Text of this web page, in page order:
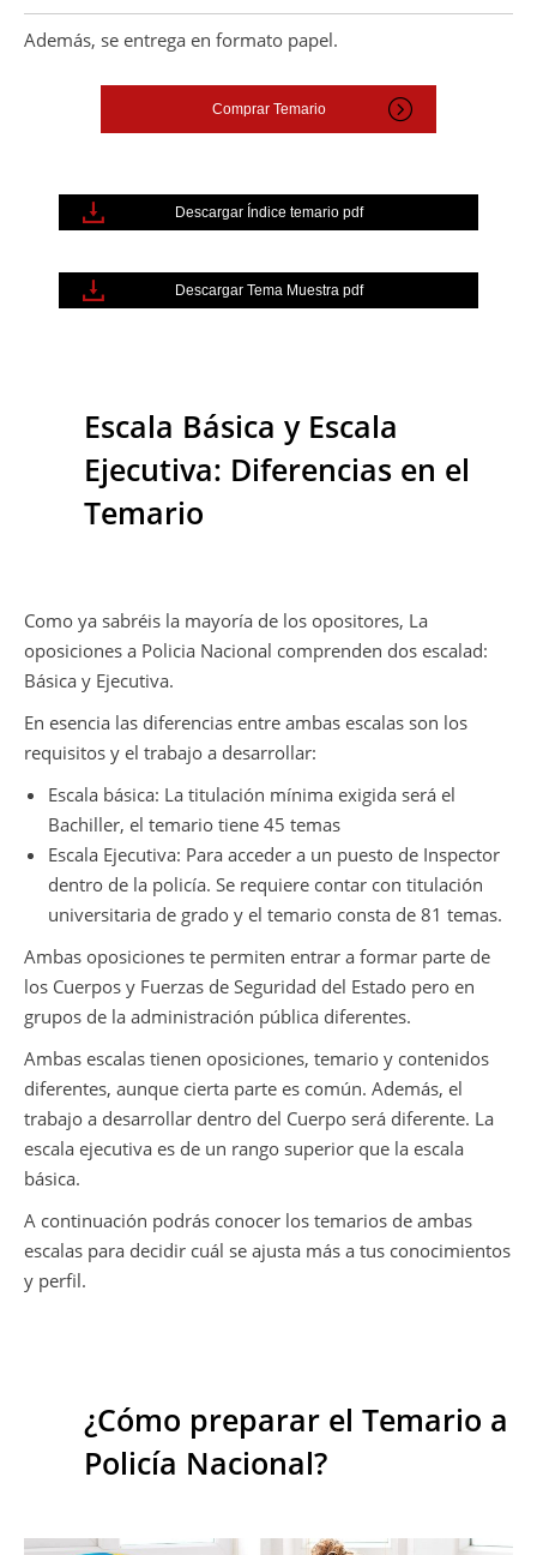
Además, se entrega en formato papel.
Comprar Temario
Descargar Índice temario pdf
Descargar Tema Muestra pdf
Escala Básica y Escala
Ejecutiva: Diferencias en el
Temario
Como ya sabréis la mayoría de los opositores, La
oposiciones a Policia Nacional comprenden dos escalad:
Básica y Ejecutiva.
En esencia las diferencias entre ambas escalas son los
requisitos y el trabajo a desarrollar:
Escala básica: La titulación mínima exigida será el
Bachiller, el temario tiene 45 temas
Escala Ejecutiva: Para acceder a un puesto de Inspector
dentro de la policía. Se requiere contar con titulación
universitaria de grado y el temario consta de 81 temas.
Ambas oposiciones te permiten entrar a formar parte de
los Cuerpos y Fuerzas de Seguridad del Estado pero en
grupos de la administración pública diferentes.
Ambas escalas tienen oposiciones, temario y contenidos
diferentes, aunque cierta parte es común. Además, el
trabajo a desarrollar dentro del Cuerpo será diferente. La
escala ejecutiva es de un rango superior que la escala
básica.
A continuación podrás conocer los temarios de ambas
escalas para decidir cuál se ajusta más a tus conocimientos
y perfil.
¿Cómo preparar el Temario a
Policía Nacional?